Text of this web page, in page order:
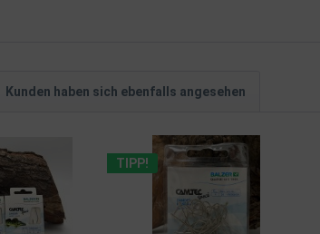
Kunden haben sich ebenfalls angesehen
TIPP!